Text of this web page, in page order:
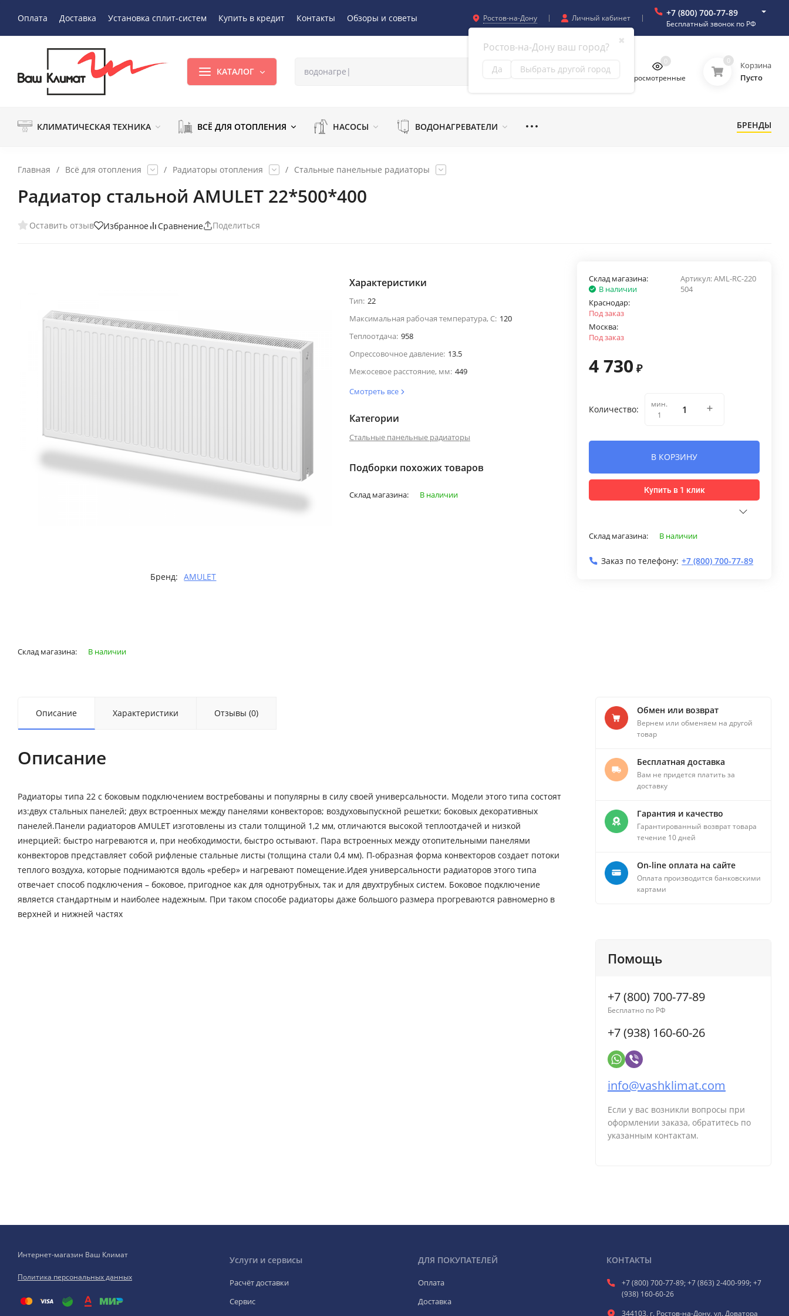
Оплата Доставка Установка сплит-систем Купить в кредит Контакты Обзоры и советы Ростов-на-Дону
✖
Ростов-на-Дону ваш город?
Да Выбрать другой город
Личный кабинет +7 (800) 700-77-89
Бесплатный звонок по РФ
КАТАЛОГ
Просмотренные
0 0
Корзина
Пусто
КЛИМАТИЧЕСКАЯ ТЕХНИКА ВСЁ ДЛЯ ОТОПЛЕНИЯ НАСОСЫ ВОДОНАГРЕВАТЕЛИ БРЕНДЫ
Главная / Всё для отопления / Радиаторы отопления / Стальные панельные радиаторы
Радиатор стальной AMULET 22*500*400
Оставить отзыв Избранное Сравнение Поделиться
Бренд: AMULET
Характеристики
Тип: 22
Максимальная рабочая температура, С: 120
Теплоотдача: 958
Опрессовочное давление: 13.5
Межосевое расстояние, мм: 449
Смотреть все
Категории
Стальные панельные радиаторы
Подборки похожих товаров
Склад магазина: В наличии
Артикул:AML-RС-220
504
Склад магазина:
В наличии
Краснодар:
Под заказ
Москва:
Под заказ
4 730 ₽
Количество:
мин.
1
В КОРЗИНУ
Купить в 1 клик
Склад магазина: В наличии
Заказ по телефону: +7 (800) 700-77-89
Склад магазина: В наличии
Описание Характеристики Отзывы (0)
Описание
Радиаторы типа 22 с боковым подключением востребованы и популярны в силу своей универсальности. Модели этого типа состоят
из:двух стальных панелей; двух встроенных между панелями конвекторов; воздуховыпускной решетки; боковых декоративных
панелей.Панели радиаторов AMULET изготовлены из стали толщиной 1,2 мм, отличаются высокой теплоотдачей и низкой
инерцией: быстро нагреваются и, при необходимости, быстро остывают. Пара встроенных между отопительными панелями
конвекторов представляет собой рифленые стальные листы (толщина стали 0,4 мм). П-образная форма конвекторов создает потоки
теплого воздуха, которые поднимаются вдоль «ребер» и нагревают помещение.Идея универсальности радиаторов этого типа
отвечает способ подключения – боковое, пригодное как для однотрубных, так и для двухтрубных систем. Боковое подключение
является стандартным и наиболее надежным. При таком способе радиаторы даже большого размера прогреваются равномерно в
верхней и нижней частях
Обмен или возврат
Вернем или обменяем на другой
товар
Бесплатная доставка
Вам не придется платить за
доставку
Гарантия и качество
Гарантированный возврат товара
течение 10 дней
On-line оплата на сайте
Оплата производится банковскими
картами
Помощь
+7 (800) 700-77-89
Бесплатно по РФ
+7 (938) 160-60-26
info@vashklimat.com
Если у вас возникли вопросы при
оформлении заказа, обратитесь по
указанным контактам.
Интернет-магазин Ваш Климат
Политика персональных данных
Услуги и сервисы
Расчёт доставки
Сервис
ДЛЯ ПОКУПАТЕЛЕЙ
Оплата
Доставка
КОНТАКТЫ
+7 (800) 700-77-89; +7 (863) 2-400-999; +7
(938) 160-60-26
344103, г. Ростов-на-Дону, ул. Доватора